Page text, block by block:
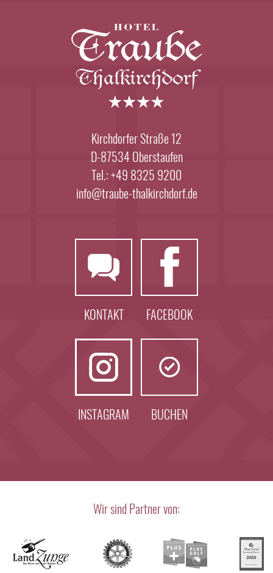
Kirchdorfer Straße 12
D-87534 Oberstaufen
Tel.: +49 8325 9200
info@traube-thalkirchdorf.de
KONTAKT FACEBOOK
INSTAGRAM BUCHEN
Wir sind Partner von: